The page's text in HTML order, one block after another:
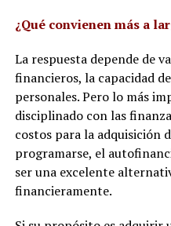
¿Qué convienen más a
La respuesta depende de
financieros, la capacidad
personales. Pero lo más
disciplinado con las
costos para la adquisición
programarse, el
ser una excelente
financieramente.